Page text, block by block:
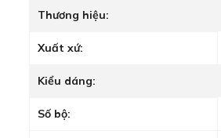
Thương hiệu:
Xuất xứ:
Kiểu dáng:
Số bộ: